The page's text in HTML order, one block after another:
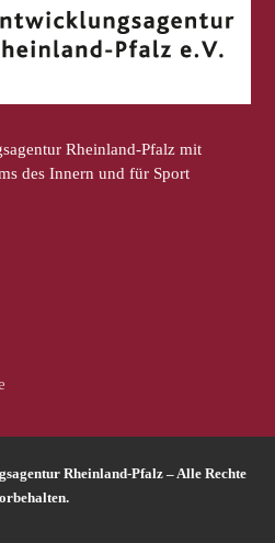
Rheinland-Pfalz mit
des Innern und für Sport
Rheinland-Pfalz – Alle Rechte